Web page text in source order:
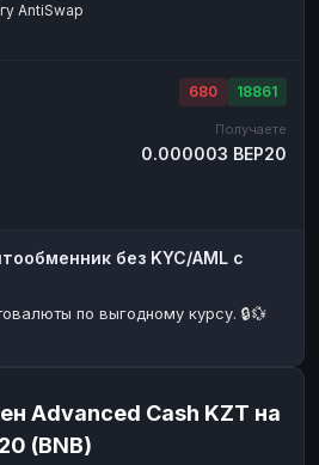
RUB
RUB
Альфа-Банк RUB
Т-Банк
ДЕНЬГИ
RUB Наличные
AntiSwap
680 18861
Получаете
0.000003 BEP20
без KYC/AML с
по выгодному курсу. 🔒💱
Advanced Cash KZT на
(BNB)